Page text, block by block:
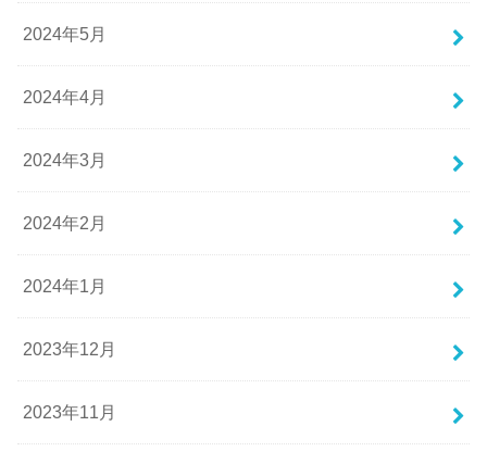
2024年5月
2024年4月
2024年3月
2024年2月
2024年1月
2023年12月
2023年11月